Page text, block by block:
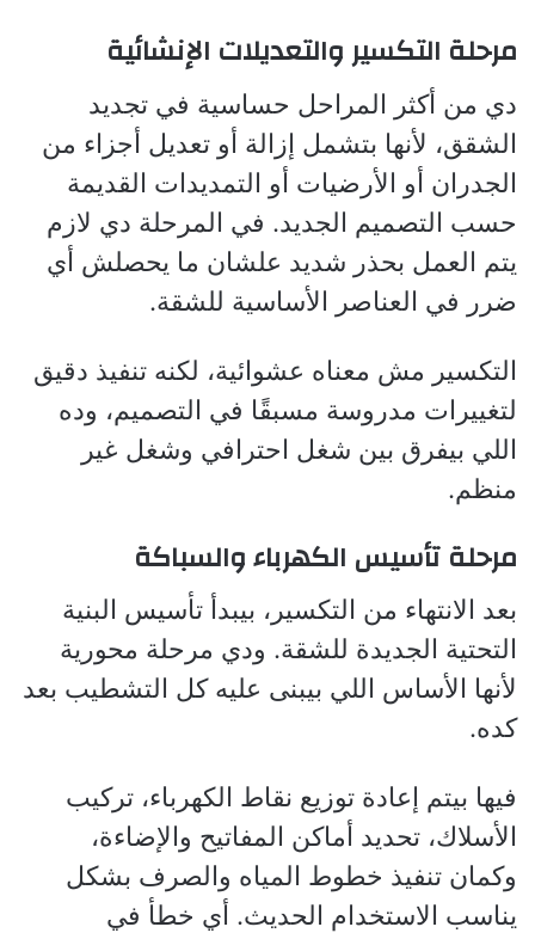
مرحلة التكسير والتعديلات الإنشائية
دي من أكثر المراحل حساسية في تجديد
الشقق، لأنها بتشمل إزالة أو تعديل أجزاء من
الجدران أو الأرضيات أو التمديدات القديمة
حسب التصميم الجديد. في المرحلة دي لازم
يتم العمل بحذر شديد علشان ما يحصلش أي
ضرر في العناصر الأساسية للشقة.
التكسير مش معناه عشوائية، لكنه تنفيذ دقيق
لتغييرات مدروسة مسبقًا في التصميم، وده
اللي بيفرق بين شغل احترافي وشغل غير
منظم.
مرحلة تأسيس الكهرباء والسباكة
بعد الانتهاء من التكسير، بيبدأ تأسيس البنية
التحتية الجديدة للشقة. ودي مرحلة محورية
لأنها الأساس اللي بيبنى عليه كل التشطيب بعد
كده.
فيها بيتم إعادة توزيع نقاط الكهرباء، تركيب
الأسلاك، تحديد أماكن المفاتيح والإضاءة،
وكمان تنفيذ خطوط المياه والصرف بشكل
يناسب الاستخدام الحديث. أي خطأ في